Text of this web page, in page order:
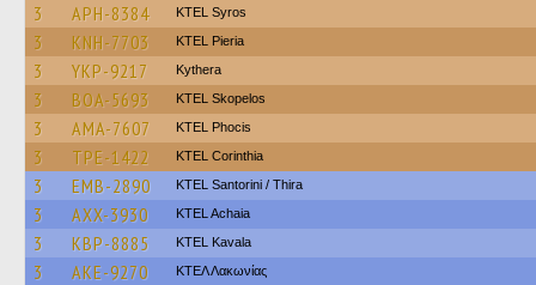
3 APH-8384 KTEL Syros
3 KNH-7703 KTEL Pieria
3 YKP-9217 Kythera
3 BOA-5693 KTEL Skopelos
3 AMA-7607 ΚΤΕL Phocis
3 TPE-1422 KTEL Corinthia
3 EMB-2890 KTEL Santorini / Thira
3 AXX-3930 KTEL Achaia
3 KBP-8885 KTEL Kavala
3 AKE-9270 ΚΤΕΛ Λακωνίας